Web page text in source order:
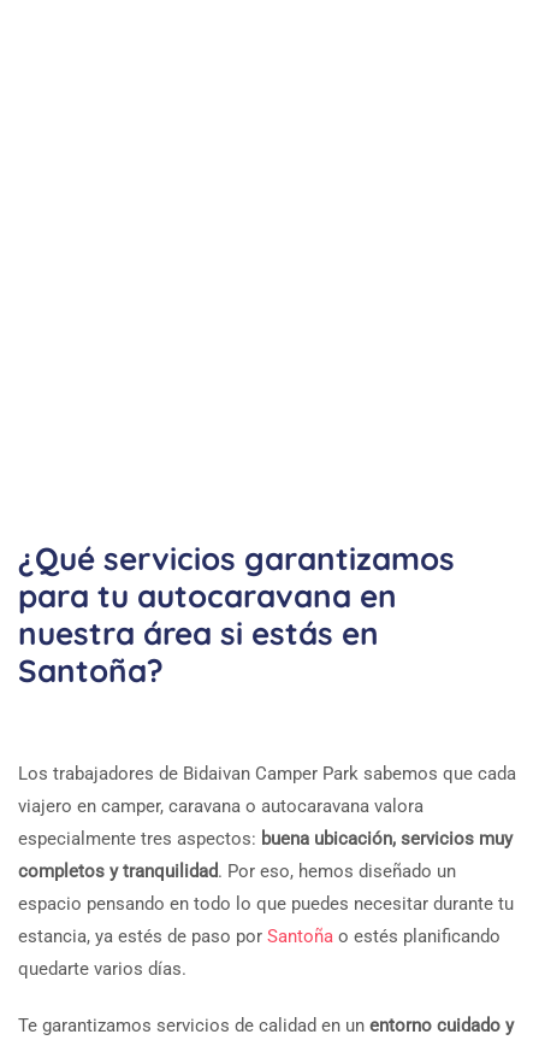
¿Qué servicios garantizamos
para tu autocaravana en
nuestra área si estás en
Santoña?
Los trabajadores de Bidaivan Camper Park sabemos que cada
viajero en camper, caravana o autocaravana valora
especialmente tres aspectos: buena ubicación, servicios muy
completos y tranquilidad. Por eso, hemos diseñado un
espacio pensando en todo lo que puedes necesitar durante tu
estancia, ya estés de paso por Santoña o estés planificando
quedarte varios días.
Te garantizamos servicios de calidad en un entorno cuidado y